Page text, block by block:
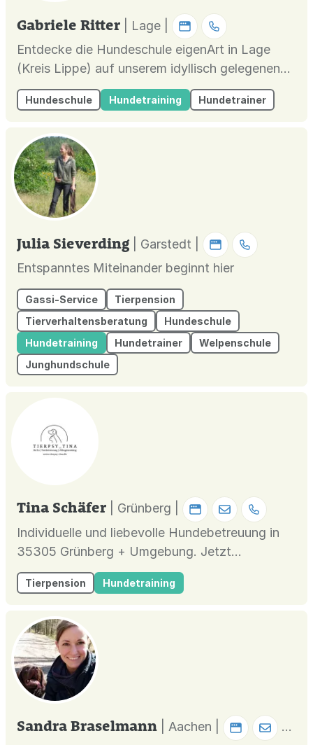
Gabriele Ritter
| Lage |
Entdecke die Hundeschule eigenArt in Lage
(Kreis Lippe) auf unserem idyllisch gelegenen
Gelände nahe Bad Salzuflen, Bielefeld,
Leopoldshöhe, Detmold und Lemgo. Bei uns
Senioren mit Einzelberatungen, Kursen, Hundetr
Hundeschule Hundetraining Hundetrainer
Julia Sieverding
| Garstedt |
Entspanntes Miteinander beginnt hier
Gassi-Service
Tierpension
Tierverhaltensberatung
Hundeschule
Hundetraining
Hundetrainer
Welpenschule
Junghundschule
Tina Schäfer
| Grünberg |
Individuelle und liebevolle Hundebetreuung in
35305 Grünberg + Umgebung. Jetzt
unverbindlich anfragen! In meinem eigenen
Onlineshop findest du zusätzlich jede Menge
Tierpension Hundetraining
Sandra Braselmann
| Aachen |